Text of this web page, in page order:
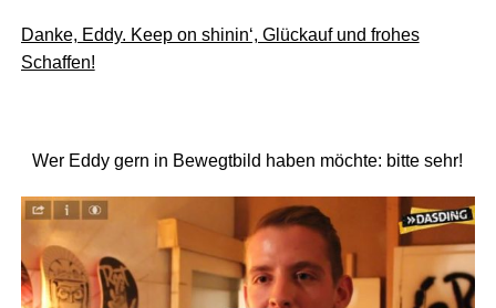
Danke, Eddy. Keep on shinin‘, Glückauf und frohes
Schaffen!
Wer Eddy gern in Bewegtbild haben möchte: bitte sehr!